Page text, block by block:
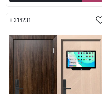
314231